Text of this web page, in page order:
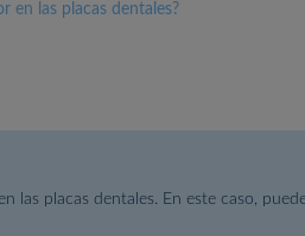
en las placas dentales?
las placas dentales. En este caso,